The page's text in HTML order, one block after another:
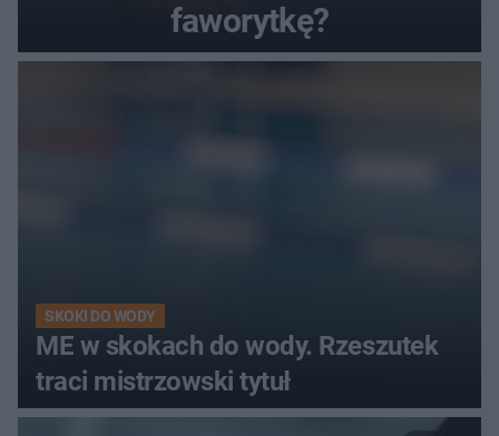
faworytkę?
SKOKI DO WODY
ME w skokach do wody. Rzeszutek
traci mistrzowski tytuł